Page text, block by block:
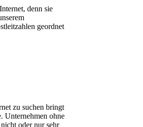
denn sie
geordnet
zu suchen bringt
Unternehmen ohne
oder nur sehr